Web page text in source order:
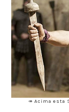
↠ Acima esta